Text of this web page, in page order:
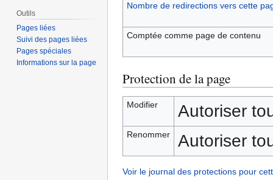
Nombre de redirections vers cette
Comptée comme page de contenu
Protection de la page
Modifier Autoriser
Renommer Autoriser
Voir le journal des protections pour
Outils
Pages liées
Suivi des pages liées
Pages spéciales
Informations sur la page